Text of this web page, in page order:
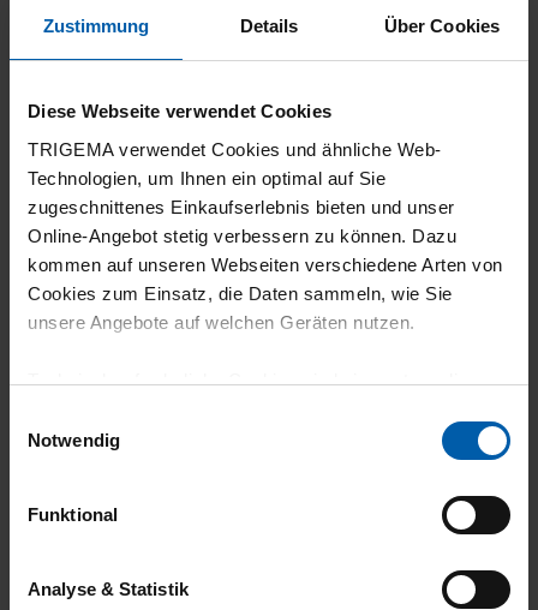
Zustimmung Details Über Cookies
Diese Webseite verwendet Cookies
TRIGEMA verwendet Cookies und ähnliche Web-
Technologien, um Ihnen ein optimal auf Sie
zugeschnittenes Einkaufserlebnis bieten und unser
Online-Angebot stetig verbessern zu können. Dazu
kommen auf unseren Webseiten verschiedene Arten von
Cookies zum Einsatz, die Daten sammeln, wie Sie
unsere Angebote auf welchen Geräten nutzen.
Technisch erforderliche Cookies sind eine notwendige
grundlegende Funktionen wie etwa zur Auswahl und
gewährleisten.
Für die Darstellung personalisierter Angebote, Anzeigen
Notwendig
Funktional
Analyse & Statistik
5
Alles prima
23.06.2026
5
Die Qualität
06.06.2026